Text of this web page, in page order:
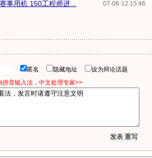
07-06-12 15:46
事用机 150工程师进...
匿名 隐藏地址
设为辩论话题
拼音输入法，中文处理专家>>